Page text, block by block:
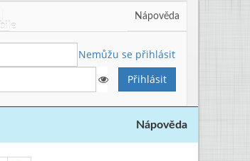
Nápověda
Nemůžu se přihlásit
Nápověda